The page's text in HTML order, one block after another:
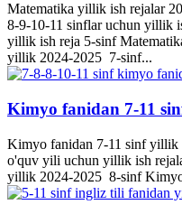
Matematika yillik ish rejalar
8-9-10-11 sinflar uchun yillik
yillik ish reja 5-sinf
yillik 2024-2025 7-sinf...
Kimyo fanidan 7-11
Kimyo fanidan 7-11 sinf yillik
o'quv yili uchun yillik ish
yillik 2024-2025 8-sinf